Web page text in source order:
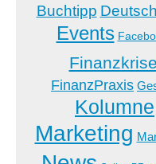
Buchtipp
Events
Finanzkrise
FinanzPraxis
Kolumne
Marketing